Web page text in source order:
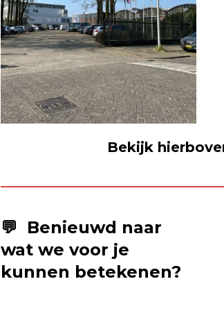
Bekijk
💬 Benieuwd naar
wat we voor je
kunnen betekenen?